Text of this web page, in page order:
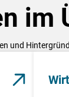
im
und